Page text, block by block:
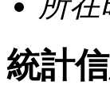
統計